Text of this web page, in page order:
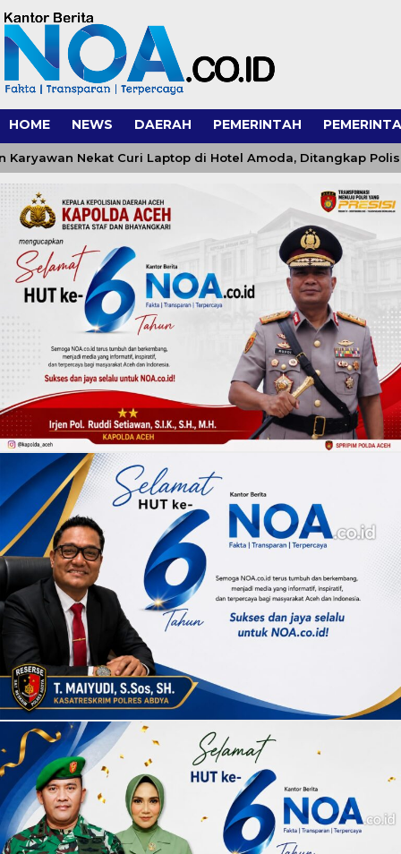
HOME NEWS DAERAH PEMERINTAH
Nekat Curi Laptop di Hotel Amoda, Ditangkap Polisi